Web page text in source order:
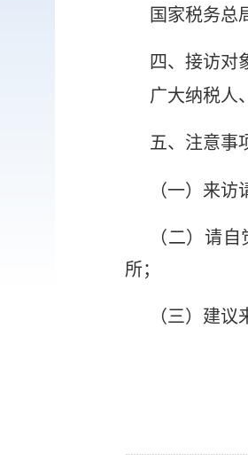
国家税务总
四、接访对
广大纳税人、
五、注意事
（一）来
（二）请
所；
（三）建